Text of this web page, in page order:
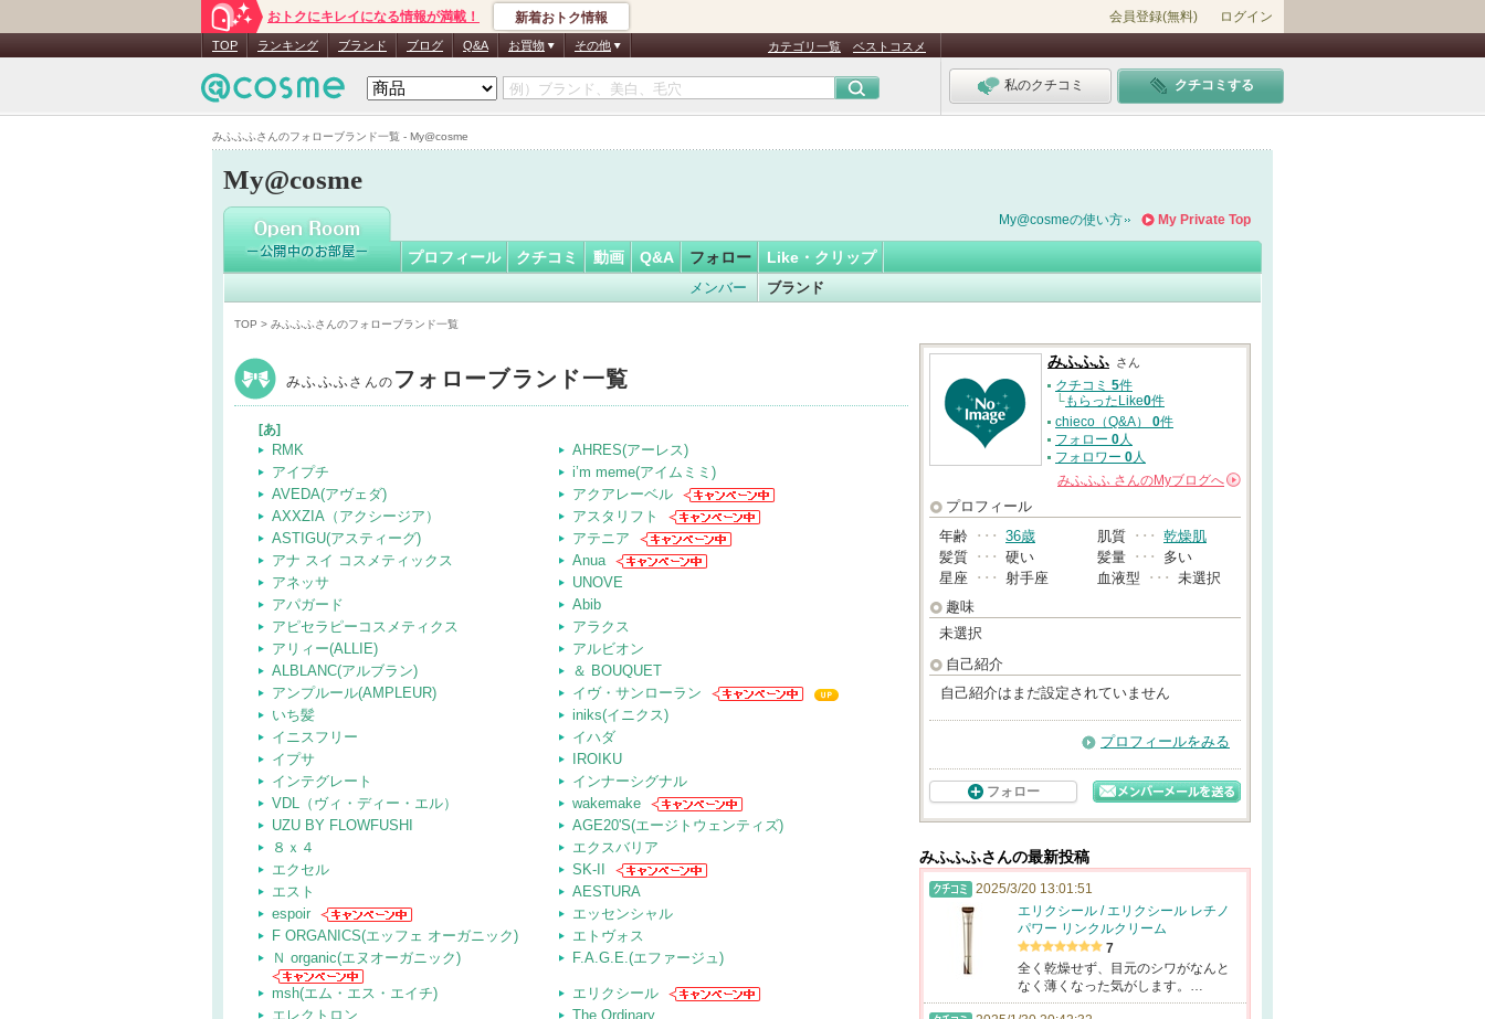
みふふふさんのフォローブランド一覧 - My@cosme
おトクにキレイになる情報が満載！ 新着おトク情報 会員登録(無料) ログイン
TOP ランキング ブランド ブログ Q&A お買物 その他 カテゴリ一覧 ベストコスメ
私のクチコミ クチコミする
My@cosme
みふふふさん
My Private Top
My@cosmeの使い方
プロフィール クチコミ 動画 Q&A フォロー
メンバー ブランド
Like・クリップ
TOP > みふふふさんのフォローブランド一覧
みふふふさんの フォローブランド一覧
[あ]
RMK
AHRES(アーレス)
アイプチ
i’m meme(アイムミミ)
AVEDA(アヴェダ)
アクアレーベル
AXXZIA（アクシージア）
アスタリフト
ASTIGU(アスティーグ)
アテニア
アナ スイ コスメティックス
Anua
アネッサ
UNOVE
アパガード
Abib
アピセラピーコスメティクス
アラクス
アリィー(ALLIE)
アルビオン
ALBLANC(アルブラン)
＆ BOUQUET
アンプルール(AMPLEUR)
イヴ・サンローラン
いち髪
iniks(イニクス)
イニスフリー
イハダ
イプサ
IROIKU
インテグレート
インナーシグナル
VDL（ヴィ・ディー・エル）
wakemake
UZU BY FLOWFUSHI
AGE20'S(エージトウェンティズ)
８ｘ４
エクスバリア
エクセル
SK-II
エスト
AESTURA
espoir
エッセンシャル
F ORGANICS(エッフェ オーガニック)
エトヴォス
Ｎ organic(エヌオーガニック)
F.A.G.E.(エファージュ)
msh(エム・エス・エイチ)
エリクシール
エレクトロン
The Ordinary
みふふふ さん
クチコミ 5件
└もらったLike0件
chieco（Q&A） 0件
フォロー 0人
フォロワー 0人
みふふふ さんのMyブログへ
プロフィール
年齢 ･･･ 36歳 肌質 ･･･ 乾燥肌
髪質 ･･･ 硬い 髪量 ･･･
多い
星座 ･･･ 射手座 血液型 ･･･ 未選択
趣味
未選択
自己紹介
自己紹介はまだ設定されていません
プロフィールをみる
フォロー
みふふふさんの最新投稿
2025/3/20 13:01:51
エリクシール / エリクシール レチノ
パワー リンクルクリーム
7
全く乾燥せず、目元のシワがなんと
なく薄くなった気がします。…